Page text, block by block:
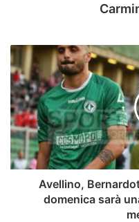
Avellino,
Bernardotto:
"Siamo
a
buon
punto,
domenica
sarà
una
Avellino,
domenica sarà